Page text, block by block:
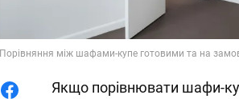
Порівняння між шафами-купе готовими та на
Якщо порівнювати шафи-